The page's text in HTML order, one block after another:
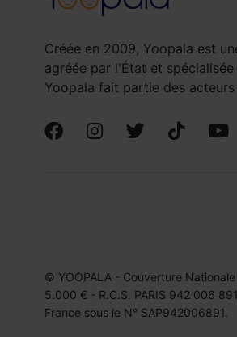
Créée en 2009, Yoopala est
agréée par l'État et
Yoopala fait partie des
© YOOPALA - Couverture
5.000 € - R.C.S. PARIS 942 006
France sous le N° SAP942006891.